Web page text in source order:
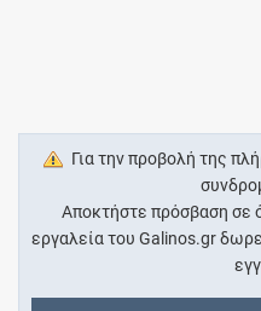
Για την προβολή της
Αποκτήστε πρόσβαση σε
εργαλεία του Galinos.gr